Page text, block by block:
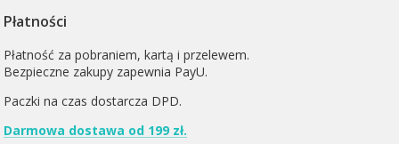
Płatności
Płatność za pobraniem, kartą i przelewem.
Bezpieczne zakupy zapewnia PayU.
Paczki na czas dostarcza DPD.
Darmowa dostawa od 199 zł.